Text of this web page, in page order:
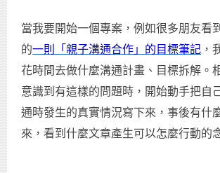
當我要開始一個專案，例如很多朋友看
的一則「親子溝通合作」的目標筆記 ，
花時間去做什麼溝通計畫、目標拆解。
意識到有這樣的問題時，開始動手把自
通時發生的真實情況寫下來，事後有什
來，看到什麼文章產生可以怎麼行動的